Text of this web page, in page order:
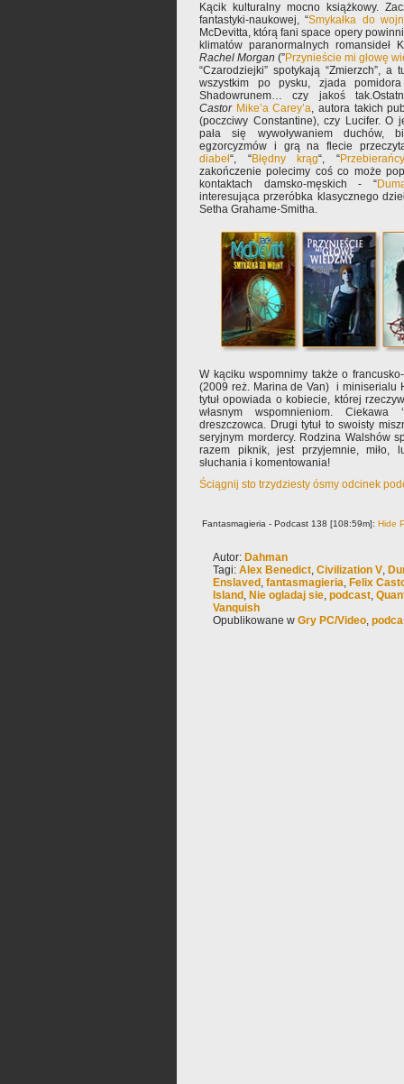
Kącik kulturalny mocno książkowy.
fantastyki-naukowej, “Smykałka do
McDevitta, którą fani space opery
klimatów paranormalnych
Rachel Morgan (”Przynieście mi głowę
“Czarodziejki” spotykają “Zmierzch”, a
wszystkim po pysku, zjada
Shadowrunem… czy jakoś
Castor Mike’a Carey’a, autora takich
(poczciwy Constantine), czy Lucifer. O
pała się wywoływaniem duchów,
egzorcyzmów i grą na flecie
diabeł“, “Błędny krąg“, “Przebierańcy
zakończenie polecimy coś co może
kontaktach damsko-męskich - “
interesująca przeróbka klasycznego
Setha Grahame-Smitha.
W kąciku wspomnimy także o
(2009 reż. Marina de Van) i miniserialu
tytuł opowiada o kobiecie, której
własnym wspomnieniom. Ciekawa
dreszczowca. Drugi tytuł to swoisty
seryjnym mordercy. Rodzina Walshów
razem piknik, jest przyjemnie, miło,
słuchania i komentowania!
Ściągnij sto trzydziesty ósmy odcinek
Fantasmagieria - Podcast 138 [108:59m]: Hide
Autor: Dahman
Tagi: Alex Benedict, Civilization V,
Enslaved , fantasmagieria, Felix
Island , Nie ogladaj sie, podcast,
Vanquish
Opublikowane w Gry PC/Video,